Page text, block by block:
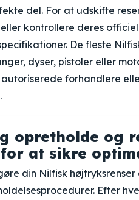
del. For at udskifte
kontrollere deres
De fleste
dyser, pistoler eller
forhandlere
opretholde og
at sikre
din Nilfisk
Efter